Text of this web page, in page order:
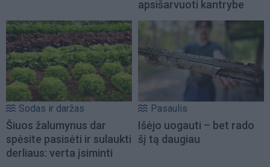
apsišarvuoti kantrybe
Sodas ir daržas
Šiuos žalumynus dar
spėsite pasisėti ir sulaukti
derliaus: verta įsiminti
Pasaulis
Išėjo uogauti – bet rado
šį tą daugiau